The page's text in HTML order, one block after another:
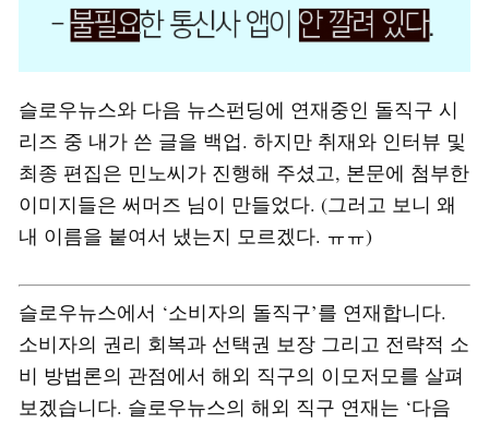
슬로우뉴스와 다음 뉴스펀딩에 연재중인 돌직구 시
리즈 중 내가 쓴 글을 백업. 하지만 취재와 인터뷰 및
최종 편집은 민노씨가 진행해 주셨고, 본문에 첨부한
이미지들은 써머즈 님이 만들었다. (그러고 보니 왜
내 이름을 붙여서 냈는지 모르겠다. ㅠㅠ)
슬로우뉴스에서 ‘소비자의 돌직구’를 연재합니다.
소비자의 권리 회복과 선택권 보장 그리고 전략적 소
비 방법론의 관점에서 해외 직구의 이모저모를 살펴
보겠습니다. 슬로우뉴스의 해외 직구 연재는 ‘다음